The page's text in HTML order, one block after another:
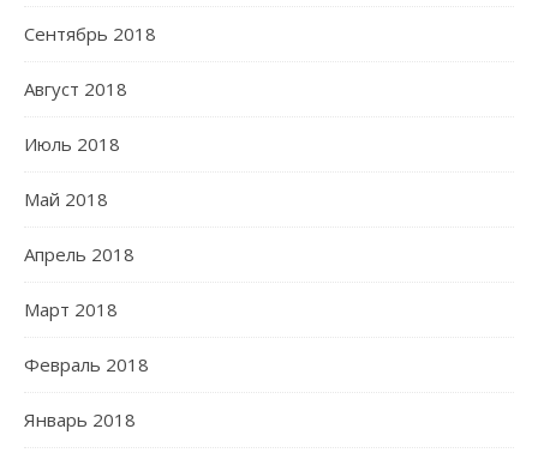
Сентябрь 2018
Август 2018
Июль 2018
Май 2018
Апрель 2018
Март 2018
Февраль 2018
Январь 2018